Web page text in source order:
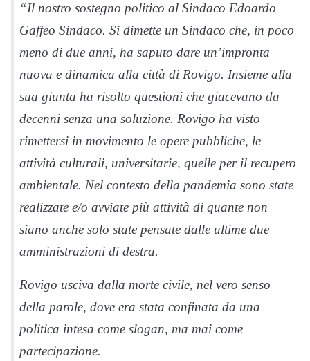
“Il nostro sostegno politico al Sindaco Edoardo
Gaffeo Sindaco. Si dimette un Sindaco che, in poco
meno di due anni, ha saputo dare un’impronta
nuova e dinamica alla città di Rovigo. Insieme alla
sua giunta ha risolto questioni che giacevano da
decenni senza una soluzione. Rovigo ha visto
rimettersi in movimento le opere pubbliche, le
attività culturali, universitarie, quelle per il recupero
ambientale. Nel contesto della pandemia sono state
realizzate e/o avviate più attività di quante non
siano anche solo state pensate dalle ultime due
amministrazioni di destra.
Rovigo usciva dalla morte civile, nel vero senso
della parole, dove era stata confinata da una
politica intesa come slogan, ma mai come
partecipazione.